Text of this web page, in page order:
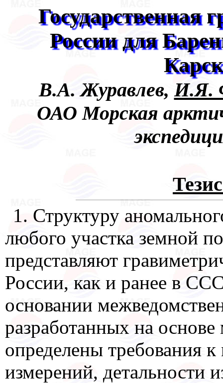
Государственная
России для
В.А. Журавлев,И.Я.
ОАО Морская
1. Структуру
любого участка земной
представляют
России, как и ранее в
основании
разработанных на основе
определены требования
измерений, детальности